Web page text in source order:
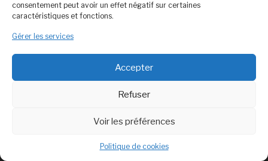
consentement peut avoir un effet négatif sur certaines
caractéristiques et fonctions.
Gérer les services
Accepter
Refuser
Voir les préférences
Politique de cookies